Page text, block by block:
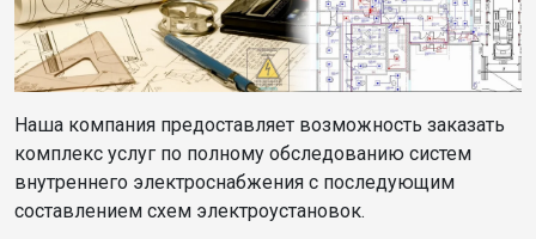
Наша компания предоставляет возможность заказать
комплекс услуг по полному обследованию систем
внутреннего электроснабжения с последующим
составлением схем электроустановок.